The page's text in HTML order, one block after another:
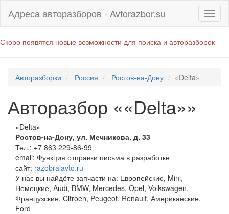
Адреса авторазборов - Avtorazbor.su
Скоро появятся новые возможности для поиска и авторазборок
Авторазборки Россия Ростов-на-Дону «Delta»
Авторазбор ««Delta»»
«Delta»
Ростов-на-Дону, ул. Мечникова, д. 33
Тел.: +7 863 229-86-99
email: Функция отправки письма в разработке
сайт: razobralavto.ru
У нас вы найдёте запчасти на: Европейские, Mini,
Немецкие, Audi, BMW, Mercedes, Opel, Volkswagen,
Французские, Citroen, Peugeot, Renault, Американские,
Ford